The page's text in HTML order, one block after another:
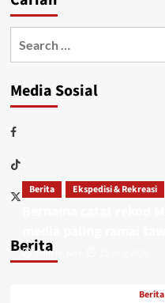
Media Sosial
Berita
Berita Ekspedisi & Rekreasi
Adin M. Nor
Berita